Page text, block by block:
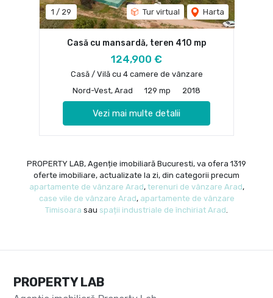
1 / 29 Tur virtual Harta
Casă cu mansardă, teren 410 mp
124,900 €
Casă / Vilă cu 4 camere de vânzare
Nord-Vest, Arad
129 mp 2018
Vezi mai multe detalii
PROPERTY LAB, Agenție imobiliară Bucuresti, va ofera 1319
oferte imobiliare, actualizate la zi, din categorii precum
apartamente de vânzare Arad, terenuri de vânzare Arad,
case vile de vânzare Arad, apartamente de vânzare
Timisoara sau spații industriale de închiriat Arad
PROPERTY LAB